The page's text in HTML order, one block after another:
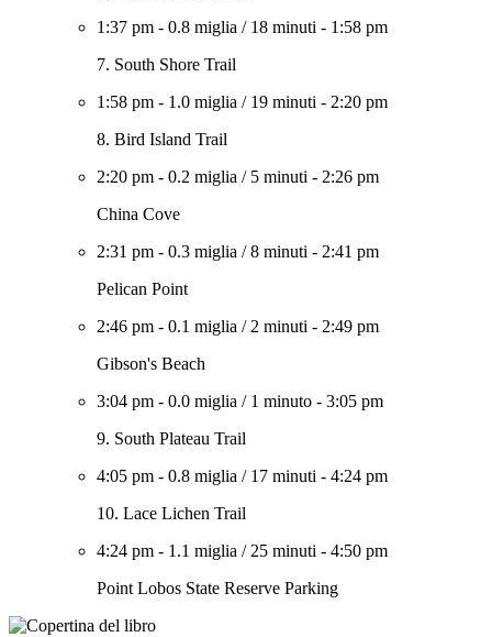
1:37 pm - 0.8 miglia / 18 minuti - 1:58 pm
7. South Shore Trail
1:58 pm - 1.0 miglia / 19 minuti - 2:20 pm
8. Bird Island Trail
2:20 pm - 0.2 miglia / 5 minuti - 2:26 pm
China Cove
2:31 pm - 0.3 miglia /8 minuti - 2:41 pm
Pelican Point
2:46 pm - 0.1 miglia / 2 minuti - 2:49 pm
Gibson's Beach
3:04 pm - 0.0 miglia / 1 minuto - 3:05 pm
9. South Plateau Trail
4:05 pm - 0.8 miglia / 17 minuti - 4:24 pm
10. Lace Lichen Trail
4:24 pm - 1.1 miglia / 25 minuti - 4:50 pm
Point Lobos State Reserve Parking